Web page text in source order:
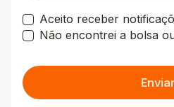
Aceito receber
Não encontrei a bolsa
Enviar